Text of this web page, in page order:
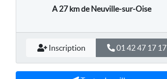
A 27 kmde Neuville-sur-Oise
Inscription 01 42 47 17 17